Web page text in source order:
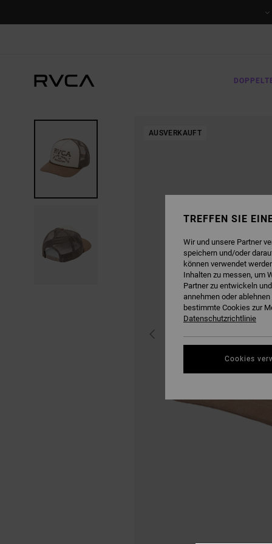
AUSVERKAUFT
TREFFEN SIE
Wir und unsere Partner
speichern und/oder
können verwendet
Inhalten zu messen, um
Partner zu entwickeln
annehmen oder
bestimmte Cookies zur
Datenschutzrichtlinie
Cookies